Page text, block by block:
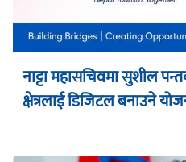
नाट्टा महासचिवमा सुशील
क्षेत्रलाई डिजिटल बनाउने